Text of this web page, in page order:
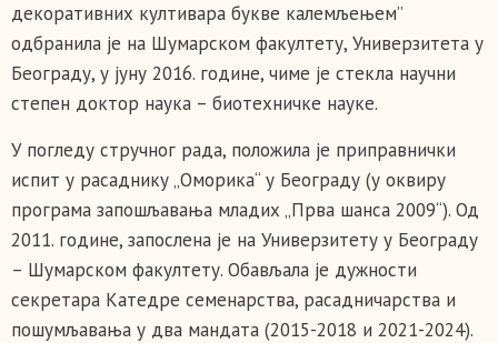
декоративних култивара букве калемљењем”
одбранила је на Шумарском факултету, Универзитета у
Београду, у јуну 2016. године, чиме је стекла научни
степен доктор наука – биотехничке науке.
У погледу стручног рада, положила је приправнички
испит у расаднику „Оморика“ у Београду (у оквиру
програма запошљавања младих „Прва шанса 2009“). Од
2011. године, запослена је на Универзитету у Београду
– Шумарском факултету. Обављала је дужности
секретара Катедре семенарства, расадничарства и
пошумљавања у два мандата (2015-2018 и 2021-2024).